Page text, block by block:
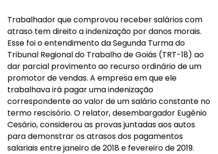
Trabalhador que comprovou receber salários com
atraso tem direito a indenização por danos morais.
Esse foi o entendimento da Segunda Turma do
Tribunal Regional do Trabalho de Goiás (TRT-18) ao
dar parcial provimento ao recurso ordinário de um
promotor de vendas. A empresa em que ele
trabalhava irá pagar uma indenização
correspondente ao valor de um salário constante no
termo rescisório. O relator, desembargador Eugênio
Cesário, considerou as provas juntadas aos autos
para demonstrar os atrasos dos pagamentos
salariais entre janeiro de 2018 e fevereiro de 2019.